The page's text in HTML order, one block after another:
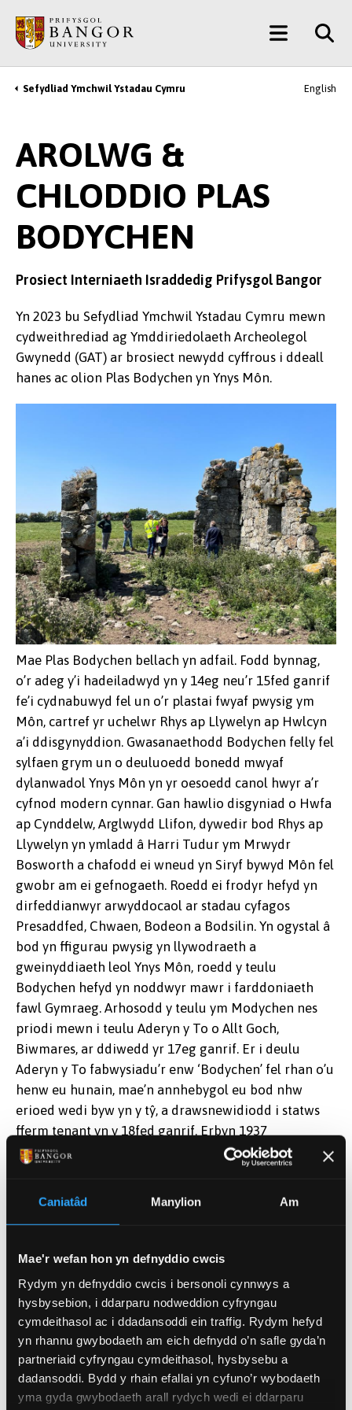
Caniatâd Manylion Am
Mae'r wefan hon yn defnyddio cwcis
Rydym yn defnyddio cwcis i bersonoli cynnwys a
hysbysebion, i ddarparu nodweddion cyfryngau
cymdeithasol ac i ddadansoddi ein traffig. Rydym hefyd
yn rhannu gwybodaeth am eich defnydd o’n safle gyda’n
partneriaid cyfryngau cymdeithasol, hysbysebu a
dadansoddi. Bydd y rhain efallai yn cyfuno’r wybodaeth
yma gyda gwybodaeth arall rydych wedi ei ddarparu
Prif
Gynnwys
Main
Menu
Breadcrumb
Sefydliad Ymchwil Ystadau Cymru English
AROLWG &
CHLODDIO PLAS
BODYCHEN
Prosiect Interniaeth Israddedig Prifysgol Bangor
Yn 2023 bu Sefydliad Ymchwil Ystadau Cymru mewn
cydweithrediad ag Ymddiriedolaeth Archeolegol
Gwynedd (GAT) ar brosiect newydd cyffrous i ddeall
hanes ac olion Plas Bodychen yn Ynys Môn.
Mae Plas Bodychen bellach yn adfail. Fodd bynnag,
o’r adeg y’i hadeiladwyd yn y 14eg neu’r 15fed ganrif
fe’i cydnabuwyd fel un o’r plastai fwyaf pwysig ym
Môn, cartref yr uchelwr Rhys ap Llywelyn ap Hwlcyn
a’i ddisgynyddion. Gwasanaethodd Bodychen felly fel
sylfaen grym un o deuluoedd bonedd mwyaf
dylanwadol Ynys Môn yn yr oesoedd canol hwyr a’r
cyfnod modern cynnar. Gan hawlio disgyniad o Hwfa
ap Cynddelw, Arglwydd Llifon, dywedir bod Rhys ap
Llywelyn yn ymladd â Harri Tudur ym Mrwydr
Bosworth a chafodd ei wneud yn Siryf bywyd Môn fel
gwobr am ei gefnogaeth. Roedd ei frodyr hefyd yn
dirfeddianwyr arwyddocaol ar stadau cyfagos
Presaddfed, Chwaen, Bodeon a Bodsilin. Yn ogystal â
bod yn ffigurau pwysig yn llywodraeth a
gweinyddiaeth leol Ynys Môn, roedd y teulu
Bodychen hefyd yn noddwyr mawr i farddoniaeth
fawl Gymraeg. Arhosodd y teulu ym Modychen nes
priodi mewn i teulu Aderyn y To o Allt Goch,
Biwmares, ar ddiwedd yr 17eg ganrif. Er i deulu
Aderyn y To fabwysiadu’r enw ‘Bodychen’ fel rhan o’u
henw eu hunain, mae’n annhebygol eu bod nhw
erioed wedi byw yn y tŷ, a drawsnewidiodd i statws
fferm tenant yn y 18fed ganrif. Erbyn 1937
disgrifiwyd y tŷ fel un oedd mewn cyflwr adfeiliedig.
cydweithio i ffurfio gwell dealltwriaeth o
arwyddocâd hanesyddol, diwylliannol ac archeolegol
arolwg archeolegol a gwaith cloddio i ddeall olion
ffisegol a gosodiad tirwedd y safle. Fel rhan o'r
prosiect, ffurfiwyd dwy rôl interniaeth ymchwil i
ddod o hyd i gwybodaeth hanesyddol berthnasol.
Gan weithio gydag arweiniad Dr. Shaun Evans a Lizzy
Walker, lluniodd Beth Jones adroddiad ar hanes